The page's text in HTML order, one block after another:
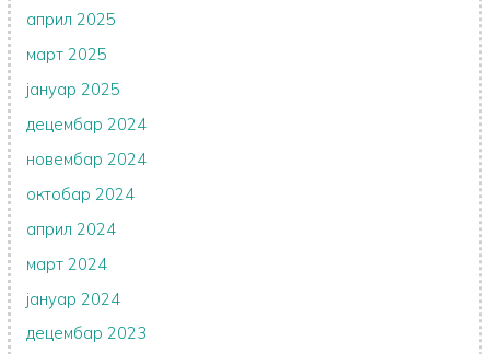
април 2025
март 2025
јануар 2025
децембар 2024
новембар 2024
октобар 2024
април 2024
март 2024
јануар 2024
децембар 2023